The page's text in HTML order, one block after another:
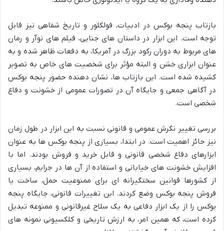
بازتاب پنجه بوکس در ادبیات، فولکلور و تاریخ شفاهی نیز قابل
توجه است. این ابزار در داستان های جنایی، فیلم های نوآر و رمان
های مربوط به دوران رکود بزرگ در آمریکا، به دفعات ظاهر شده و به
عنوان ابزاری خشن و البته مؤثر برای شخصیت های خاص به تصویر
کشیده شده است. این بازتاب ها، نشان دهنده حضور پنجه بوکس
در آگاهی جمعی و جایگاه آن در تصورات عمومی از خشونت و دفاع
شخصی است.
بررسی تغییر نگرش عمومی و قانونی نسبت به این ابزار در طول زمان
نیز حائز اهمیت است. در ابتدا، بسیاری از پنجه بوکس ها به عنوان
ابزارهای دفاع شخصی قانونی و قابل خرید و فروش بودند. اما با
افزایش خشونت های خیابانی و استفاده از آن ها در جرایم، بسیاری
از کشورها قوانین سختگیرانه ای برای ممنوعیت حمل، ساخت یا
فروش پنجه بوکس وضع کردند. این تغییرات قانونی، جایگاه پنجه
بوکس را از یک ابزار دفاعی به یک سلاح غیرقانونی و ممنوعه تبدیل
کرده است، که همین امر، به ارزش تاریخی و کلکسیونی نمونه های